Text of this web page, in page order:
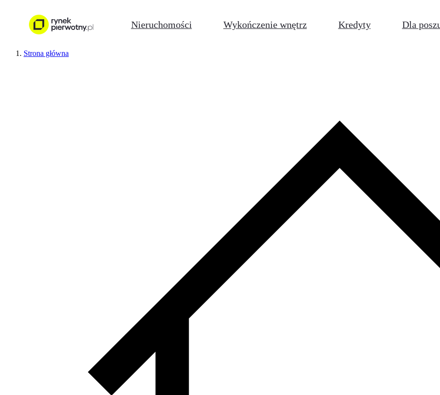
Nieruchomości Wykończenie wnętrz Kredyty Dla
Strona główna